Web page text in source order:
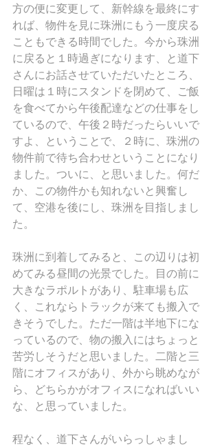
方の便に変更して、新幹線を最終にす
れば、物件を見に珠洲にもう一度戻る
こともできる時間でした。今から珠洲
に戻ると１時過ぎになります、と道下
さんにお話させていただいたところ、
日曜は１時にスタンドを閉めて、ご飯
を食べてから午後配達などの仕事をし
ているので、午後２時だったらいいで
すよ、ということで、２時に、珠洲の
物件前で待ち合わせということになり
ました。ついに、と思いました。何だ
か、この物件かも知れないと興奮し
て、空港を後にし、珠洲を目指しまし
た。
珠洲に到着してみると、この辺りは初
めてみる昼間の光景でした。目の前に
大きなラポルトがあり、駐車場も広
く、これならトラックが来ても搬入で
きそうでした。ただ一階は半地下にな
っているので、物の搬入にはちょっと
苦労しそうだと思いました。二階と三
階にオフィスがあり、外から眺めなが
ら、どちらかがオフィスになればいい
な、と思っていました。
程なく、道下さんがいらっしゃまし